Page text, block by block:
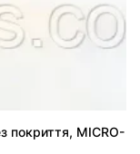
покриття, MICRO-